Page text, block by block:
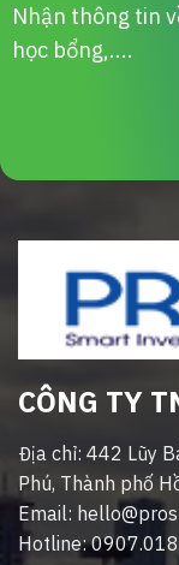
Nhận thông tin
học bổng,....
CÔNG TY
Địa chỉ: 442 Lũy
Phú, Thành phố
Email:
Hotline: